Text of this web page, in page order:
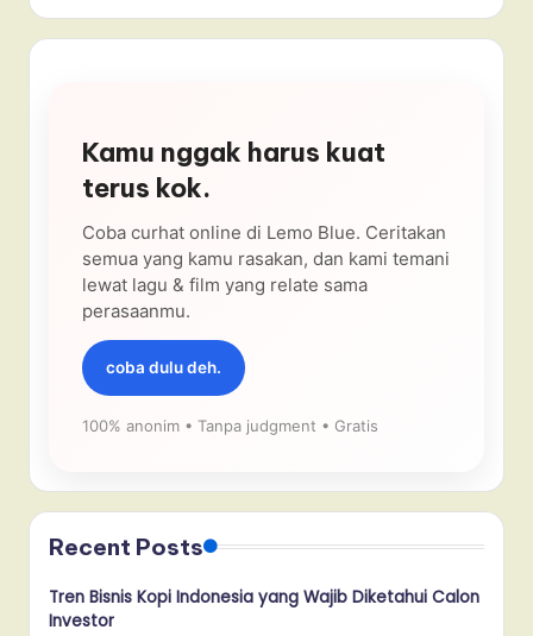
Kamu nggak harus kuat
terus kok.
Coba curhat online di Lemo Blue. Ceritakan
semua yang kamu rasakan, dan kami temani
lewat lagu & film yang relate sama
perasaanmu.
coba dulu deh.
100% anonim • Tanpa judgment • Gratis
Recent Posts
Tren Bisnis Kopi Indonesia yang Wajib Diketahui Calon
Investor